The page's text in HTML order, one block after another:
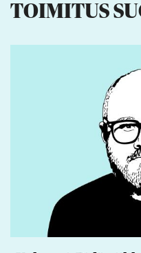
TOIMITUS